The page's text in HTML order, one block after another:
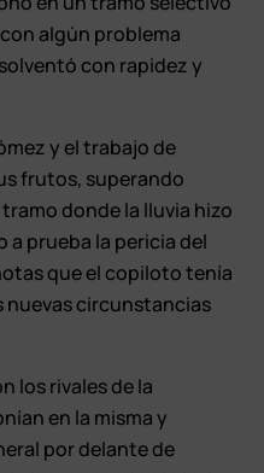
algún problema
con rapidez y
y el trabajo de
frutos, superando
donde la lluvia hizo
prueba la pericia del
que el copiloto tenía
nuevas circunstancias
los rivales de la
en la misma y
por delante de